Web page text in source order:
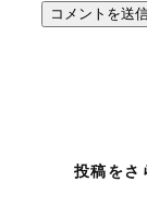
投稿をさ